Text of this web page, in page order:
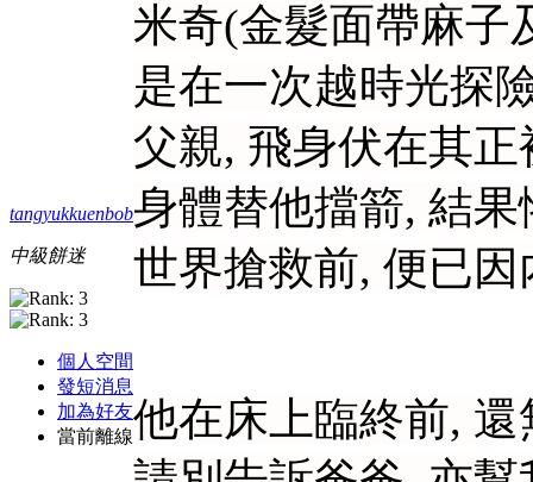
tangyukkuenbob
中級餅迷
個人空間
發短消息
加為好友
當前離線
米奇(金髮面帶麻子
是在一次越時光探
父親, 飛身伏在其
身體替他擋箭, 結
世界搶救前, 便已
他在床上臨終前,